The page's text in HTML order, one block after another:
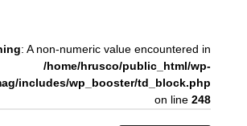
: A non-numeric value encountered in
/home/hrusco/public_html/wp-
includes/wp_booster/td_block.php
on line248